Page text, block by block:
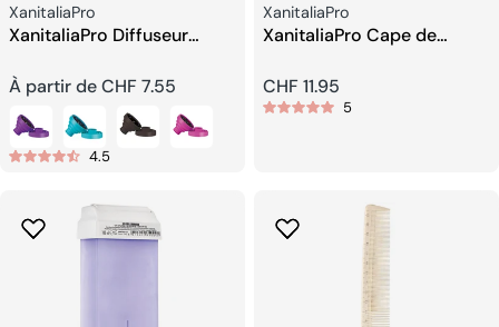
Fournisseur:
XanitaliaPro
XanitaliaPro Diffuseur
Prix
habituel
À partir de CHF 7.55
4.5
Fournisseur:
XanitaliaPro
XanitaliaPro Cape de
Prix
CHF 11.95
5